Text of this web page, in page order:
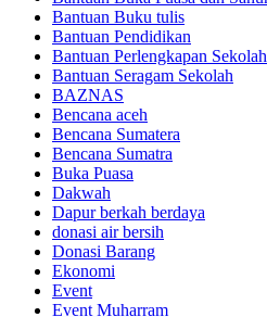
Bantuan Buku tulis
Bantuan Pendidikan
Bantuan Perlengkapan Sekolah
Bantuan Seragam Sekolah
BAZNAS
Bencana aceh
Bencana Sumatera
Bencana Sumatra
Buka Puasa
Dakwah
Dapur berkah berdaya
donasi air bersih
Donasi Barang
Ekonomi
Event
Event Muharram